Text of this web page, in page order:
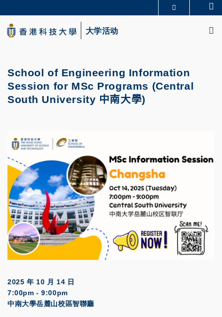
to
main
content
生活@科大
大学活动
School of Engineering Information
Session for MSc Programs (Central
South University 中南大學)
2025 年 10 月 14 日
7:00pm - 9:00pm
中南大學岳麓山校區智聯廳